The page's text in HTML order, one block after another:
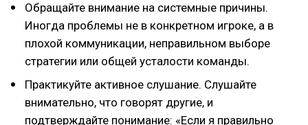
Обращайте внимание на системные причины.
Иногда проблемы не в конкретном игроке, а в
плохой коммуникации, неправильном выборе
стратегии или общей усталости команды.
Практикуйте активное слушание. Слушайте
внимательно, что говорят другие, и
подтверждайте понимание: «Если я правильно